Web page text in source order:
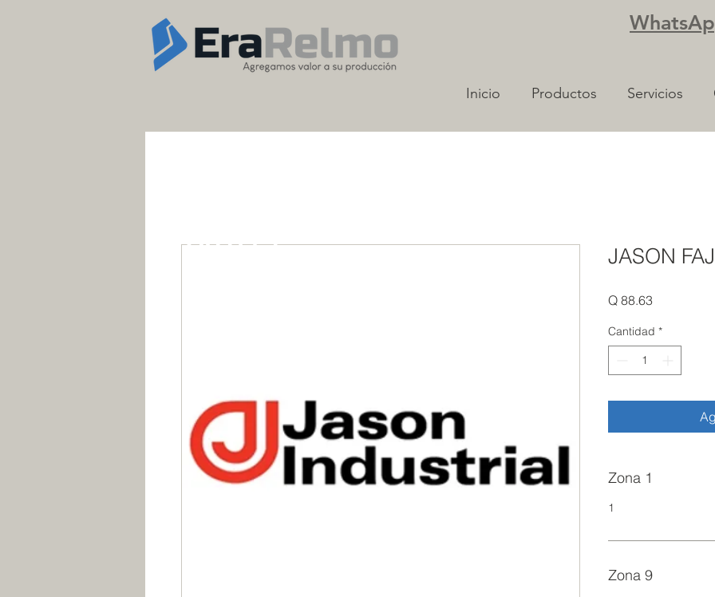
Inicio Productos Servicios
JASON
Q 88.63Precio
Cantidad *
Zona 1
1
Zona 9
OUTLET